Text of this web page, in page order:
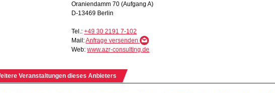
Oraniendamm 70 (Aufgang A)
D-13469 Berlin
Tel.: +49 30 2191 7-102
Mail:Anfrage versenden
Web: www.azr-consulting.de
Veranstaltungen dieses Anbieters